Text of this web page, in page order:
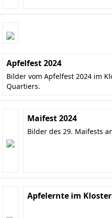
Apfelfest 2024
Bilder vom Apfelfest 2024 im
Quartiers.
Maifest 2024
Bilder des 29. Maifests
Apfelernte im